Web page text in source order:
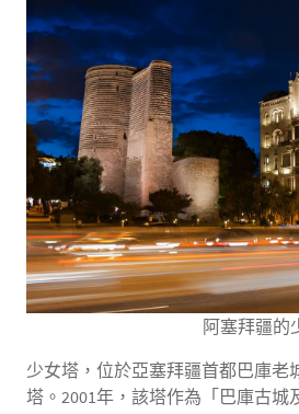
阿塞拜疆的
少女塔，位於亞塞拜疆首都巴庫老
塔。2001年，該塔作為「巴庫古城